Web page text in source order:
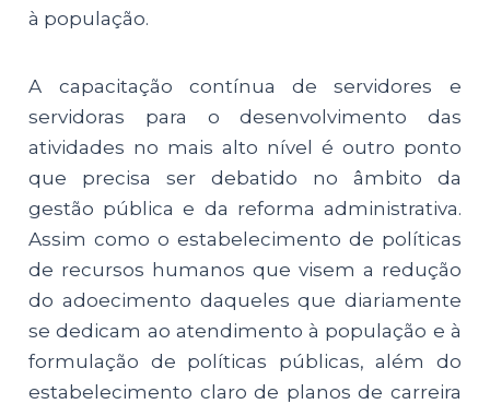
à população.
A capacitação contínua de servidores e
servidoras para o desenvolvimento das
atividades no mais alto nível é outro ponto
que precisa ser debatido no âmbito da
gestão pública e da reforma administrativa.
Assim como o estabelecimento de políticas
de recursos humanos que visem a redução
do adoecimento daqueles que diariamente
se dedicam ao atendimento à população e à
formulação de políticas públicas, além do
estabelecimento claro de planos de carreira